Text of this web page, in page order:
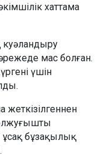
хаттама
мас болған.
үшін
жеткізілгеннен
ұсақ бұзақылық